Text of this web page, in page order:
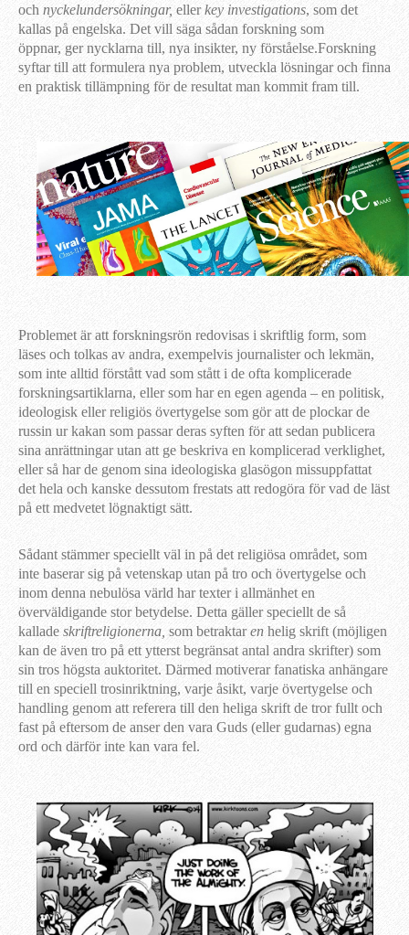
och nyckelundersökningar, ellerkey investigations, som det
kallas på engelska. Det vill säga sådan forskning som
öppnar, ger nycklarna till, nya insikter, ny förståelse.Forskning
syftar till att formulera nya problem, utveckla lösningar och finna
en praktisk tillämpning för de resultat man kommit fram till.
Problemet är att forskningsrön redovisas i skriftlig form, som
läses och tolkas av andra, exempelvis journalister och lekmän,
som inte alltid förstått vad som stått i de ofta komplicerade
forskningsartiklarna, eller som har en egen agenda – en politisk,
ideologisk eller religiös övertygelse som gör att de plockar de
russin ur kakan som passar deras syften för att sedan publicera
sina anrättningar utan att ge beskriva en komplicerad verklighet,
eller så har de genom sina ideologiska glasögon missuppfattat
det hela och kanske dessutom frestats att redogöra för vad de läst
på ett medvetet lögnaktigt sätt.
Sådant stämmer speciellt väl in på det religiösa området, som
inte baserar sig på vetenskap utan på tro och övertygelse och
inom denna nebulösa värld har texter i allmänhet en
överväldigande stor betydelse. Detta gäller speciellt de så
kallade skriftreligionerna, som betraktaren helig skrift (möjligen
kan de även tro på ett ytterst begränsat antal andra skrifter) som
sin tros högsta auktoritet. Därmed motiverar fanatiska anhängare
till en speciell trosinriktning, varje åsikt, varje övertygelse och
handling genom att referera till den heliga skrift de tror fullt och
fast på eftersom de anser den vara Guds (eller gudarnas) egna
ord och därför inte kan vara fel.